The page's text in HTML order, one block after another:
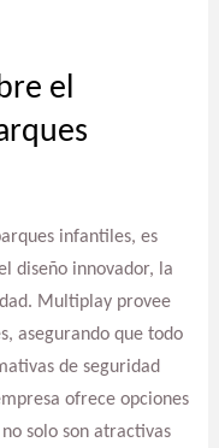
el
infantiles, es
diseño innovador, la
Multiplay provee
asegurando que todo
de seguridad
ofrece opciones
solo son atractivas